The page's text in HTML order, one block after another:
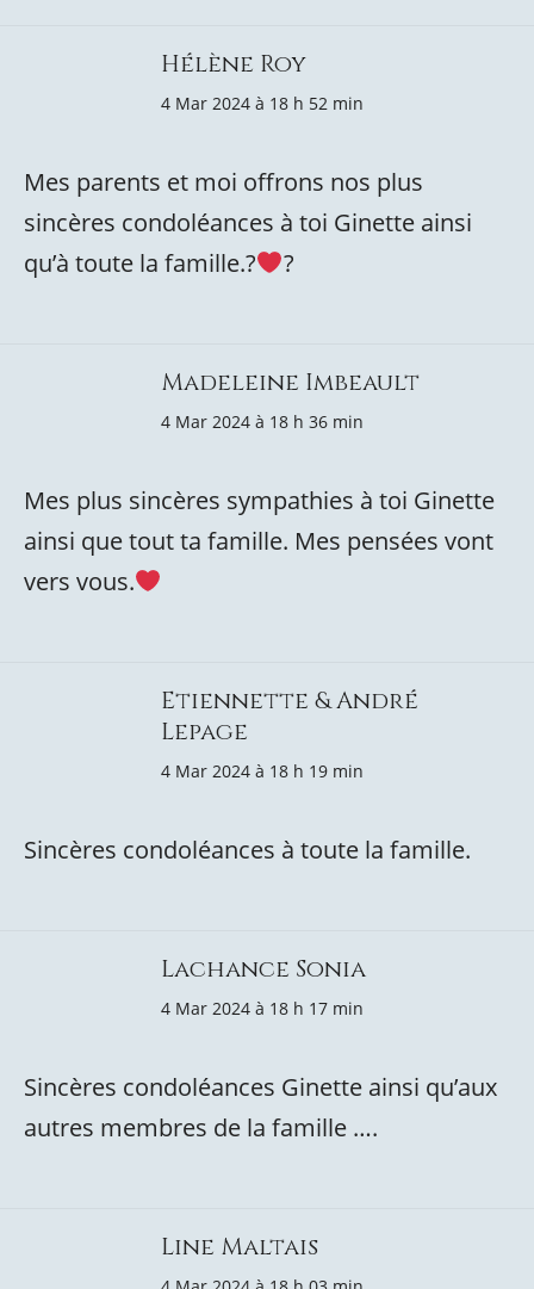
Hélène Roy
4 Mar 2024 à 18 h 52 min
Mes parents et moi offrons nos plus
sincères condoléances à toi Ginette ainsi
qu’à toute la famille.?
?
Madeleine Imbeault
4 Mar 2024 à 18 h 36 min
Mes plus sincères sympathies à toi Ginette
ainsi que tout ta famille. Mes pensées vont
vers vous.
Etiennette & André
Lepage
4 Mar 2024 à 18 h 19 min
Sincères condoléances à toute la famille.
Lachance Sonia
4 Mar 2024 à 18 h 17 min
Sincères condoléances Ginette ainsi qu’aux
autres membres de la famille ….
Line Maltais